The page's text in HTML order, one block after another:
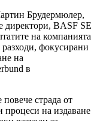
Брудермюлер,
директори, BASF SE
на компанията
фокусирани
на
в
страда от
процеси на издаване